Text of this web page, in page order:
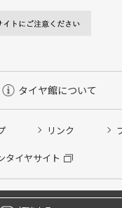
タイヤ館について
リンク
タイヤサイト
替え/オイル交換/その他ピ
え※タイヤ履き替えを希
※クローク契約会員の方